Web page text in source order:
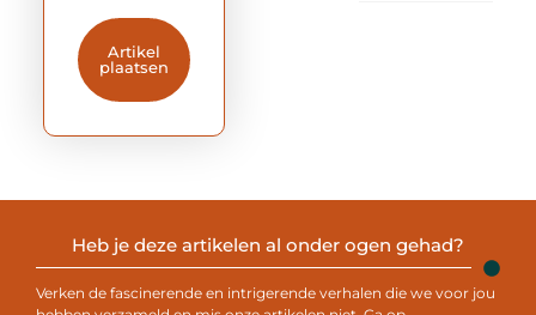
Artikel
plaatsen
Heb je deze artikelen al onder ogen gehad?
Verken de fascinerende en intrigerende verhalen die we voor jou